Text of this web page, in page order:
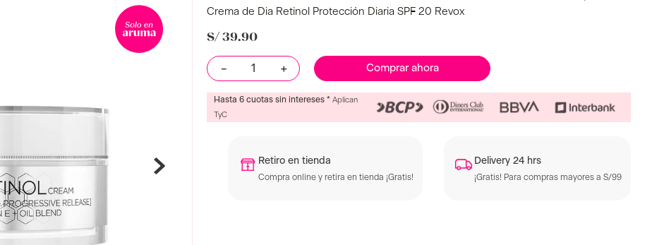
Crema de Dia Retinol Protección Diaria SPF 20 Revox
S/ 39.90
＋
－ Comprar ahora
Hasta 6 cuotas sin intereses * Aplican
TyC
Retiro en tienda
Compra online y retira en tienda ¡Gratis!
Delivery 24 hrs
¡Gratis! Para compras mayores a S/99